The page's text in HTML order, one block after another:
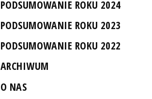
PODSUMOWANIE ROKU 2024
PODSUMOWANIE ROKU 2023
PODSUMOWANIE ROKU 2022
ARCHIWUM
O NAS